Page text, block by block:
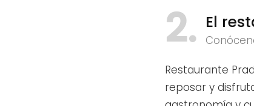
2 El
Restaurante
reposar y